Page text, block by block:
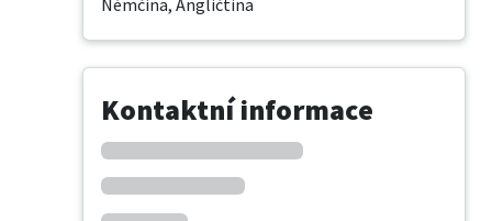
Němčina, Angličtina
Kontaktní informace